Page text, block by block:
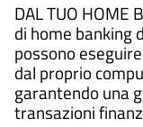
DAL TUO HOME
di home banking
possono
dal proprio
garantendo una
transazioni